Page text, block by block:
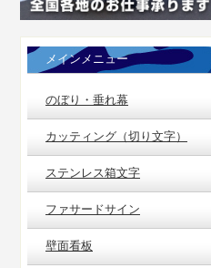
メインメニュー
のぼり・垂れ幕
カッティング（切り文字）
ステンレス箱文字
ファサードサイン
壁面看板